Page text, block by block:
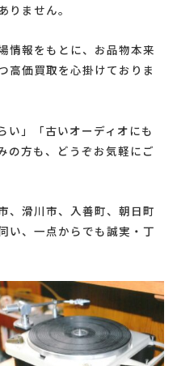
ません。
情報をもとに、お品物本来
高価買取を心掛けておりま
」「古いオーディオにも
の方も、どうぞお気軽にご
、滑川市、入善町、朝日町
い、一点からでも誠実・丁